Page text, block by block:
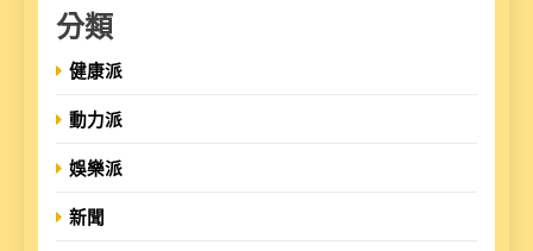
分類
健康派
動力派
娛樂派
新聞